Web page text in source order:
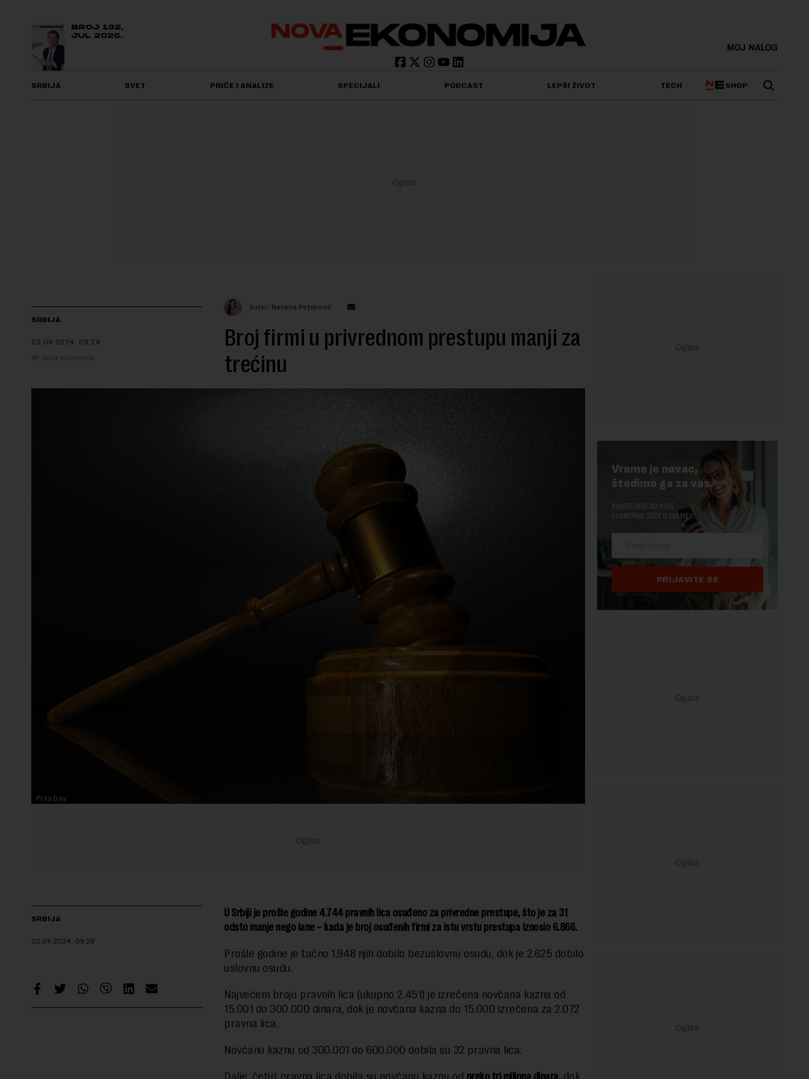
BROJ 132,
JUL 2026.
MOJ NALOG
SRBIJA SVET PRIČE I ANALIZE SPECIJALI PODCAST LEPŠI ŽIVOT TECH SHOP
SRBIJA
02.09.2024. 09:29
Nova ekonomija
Autor: Nevena Petaković
Broj firmi u privrednom prestupu manji za
trećinu
Pixabay
SRBIJA
02.09.2024. 09:29
U Srbiji je prošle godine 4.744 pravnih lica osuđeno za privredne prestupe, što je za 31
odsto manje nego lane – kada je broj osuđenih firmi za istu vrstu prestupa iznosio 6.866.
Prošle godine je tačno 1.948 njih dobilo bezuslovnu osudu, dok je 2.625 dobilo
uslovnu osudu.
Najvećem broju pravnih lica (ukupno 2.451) je izrečena novčana kazna od
15.001 do 300.000 dinara, dok je novčana kazna do 15.000 izrečena za 2.072
pravna lica.
Novčanu kaznu od 300.001 do 600.000 dobila su 32 pravna lica.
Vreme je novac,
štedimo ga za vas.
NAJVREDNIJE OD NOVE
EKONOMIJE STIŽE U VAŠ MEJL.
PRIJAVITE SE